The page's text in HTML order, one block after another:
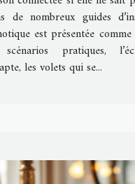
de nombreux guides
est présentée
pratiques,
les volets qui se...